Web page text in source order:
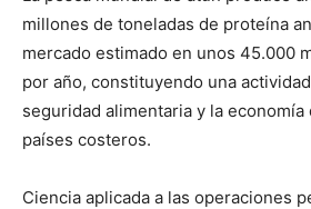
millones de toneladas de proteína
mercado estimado en unos 45.000
por año, constituyendo una
seguridad alimentaria y la economía
países costeros.
Ciencia aplicada a las operaciones